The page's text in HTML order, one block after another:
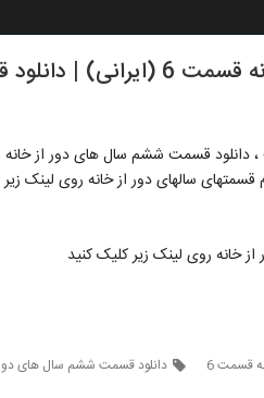
سریال سالهای دور از خانه
خانه روی لینک زیر کلیک کنید
قسمت 6 دانلود قسمت ششم سال های دور